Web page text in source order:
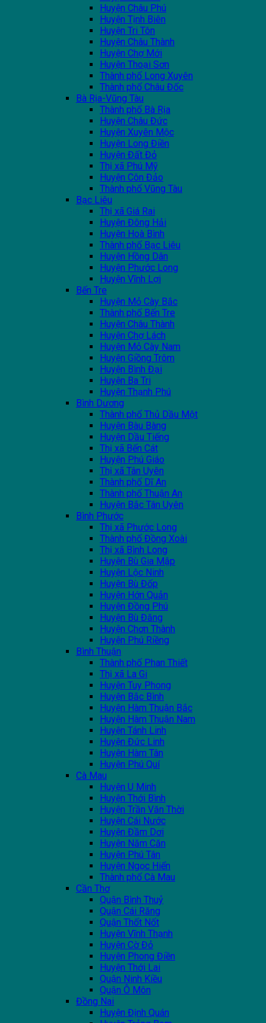
Huyện Châu Phú
Huyện Tịnh Biên
Huyện Tri Tôn
Huyện Châu Thành
Huyện Chợ Mới
Huyện Thoại Sơn
Thành phố Long Xuyên
Thành phố Châu Đốc
Bà Rịa-Vũng Tàu
Thành phố Bà Rịa
Huyện Châu Đức
Huyện Xuyên Mộc
Huyện Long Điền
Huyện Đất Đỏ
Thị xã Phú Mỹ
Huyện Côn Đảo
Thành phố Vũng Tàu
Bạc Liêu
Thị xã Giá Rai
Huyện Đông Hải
Huyện Hoà Bình
Thành phố Bạc Liêu
Huyện Hồng Dân
Huyện Phước Long
Huyện Vĩnh Lợi
Bến Tre
Huyện Mỏ Cày Bắc
Thành phố Bến Tre
Huyện Châu Thành
Huyện Chợ Lách
Huyện Mỏ Cày Nam
Huyện Giồng Trôm
Huyện Bình Đại
Huyện Ba Tri
Huyện Thạnh Phú
Bình Dương
Thành phố Thủ Dầu Một
Huyện Bàu Bàng
Huyện Dầu Tiếng
Thị xã Bến Cát
Huyện Phú Giáo
Thị xã Tân Uyên
Thành phố Dĩ An
Thành phố Thuận An
Huyện Bắc Tân Uyên
Bình Phước
Thị xã Phước Long
Thành phố Đồng Xoài
Thị xã Bình Long
Huyện Bù Gia Mập
Huyện Lộc Ninh
Huyện Bù Đốp
Huyện Hớn Quản
Huyện Đồng Phú
Huyện Bù Đăng
Huyện Chơn Thành
Huyện Phú Riềng
Bình Thuận
Thành phố Phan Thiết
Thị xã La Gi
Huyện Tuy Phong
Huyện Bắc Bình
Huyện Hàm Thuận Bắc
Huyện Hàm Thuận Nam
Huyện Tánh Linh
Huyện Đức Linh
Huyện Hàm Tân
Huyện Phú Quí
Cà Mau
Huyện U Minh
Huyện Thới Bình
Huyện Trần Văn Thời
Huyện Cái Nước
Huyện Đầm Dơi
Huyện Năm Căn
Huyện Phú Tân
Huyện Ngọc Hiển
Thành phố Cà Mau
Cần Thơ
Quận Bình Thuỷ
Quận Cái Răng
Quận Thốt Nốt
Huyện Vĩnh Thạnh
Huyện Cờ Đỏ
Huyện Phong Điền
Huyện Thới Lai
Quận Ninh Kiều
Quận Ô Môn
Đồng Nai
Huyện Định Quán